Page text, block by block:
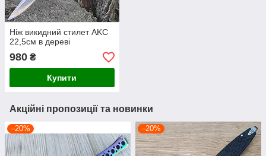
Ніж викидний стилет AKC
22,5см в дереві
980 ₴
Купити
Акційні пропозиції та новинки
–20% –20%